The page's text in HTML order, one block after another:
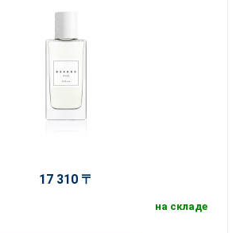
17 310 〒
на складе